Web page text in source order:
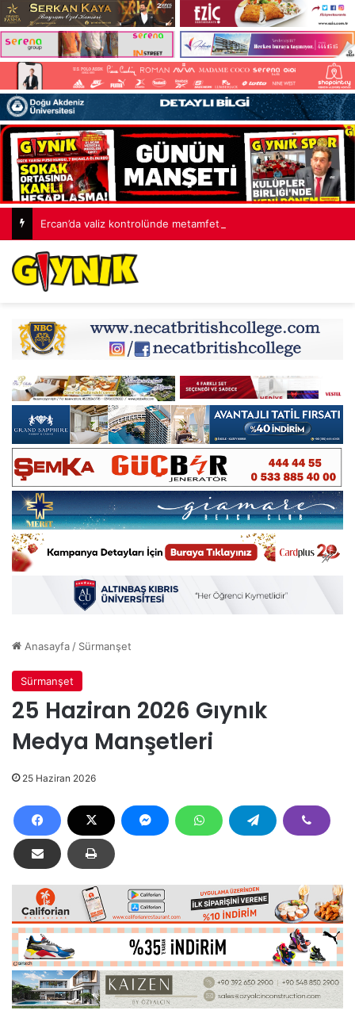
Ercan’da valiz kontrolünde metamfetamin ele geçirildi
Anasayfa/ Sürmanşet
Sürmanşet
25 Haziran 2026 Gıynık
Medya Manşetleri
25 Haziran 2026